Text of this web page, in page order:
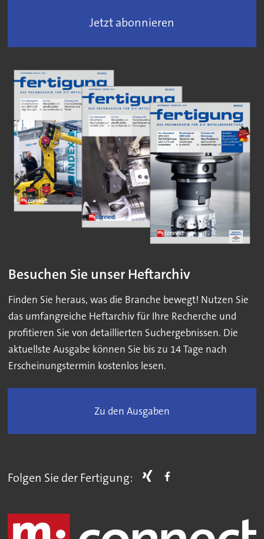
Jetzt abonnieren
Besuchen Sie unser Heftarchiv
Finden Sie heraus, was die Branche bewegt! Nutzen Sie
das umfangreiche Heftarchiv für Ihre Recherche und
profitieren Sie von detaillierten Suchergebnissen. Die
aktuellste Ausgabe können Sie bis zu 14 Tage nach
Erscheinungstermin kostenlos lesen.
Zu den Ausgaben
Folgen Sie der Fertigung: